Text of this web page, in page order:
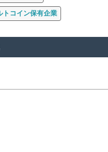
トコイン保有企業